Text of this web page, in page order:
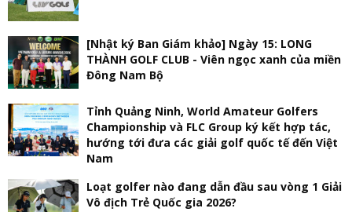
[Nhật ký Ban Giám khảo] Ngày 15: LONG
THÀNH GOLF CLUB - Viên ngọc xanh của miền
Đông Nam Bộ
Tỉnh Quảng Ninh, World Amateur Golfers
Championship và FLC Group ký kết hợp tác,
hướng tới đưa các giải golf quốc tế đến Việt
Nam
Loạt golfer nào đang dẫn đầu sau vòng 1 Giải
Vô địch Trẻ Quốc gia 2026?